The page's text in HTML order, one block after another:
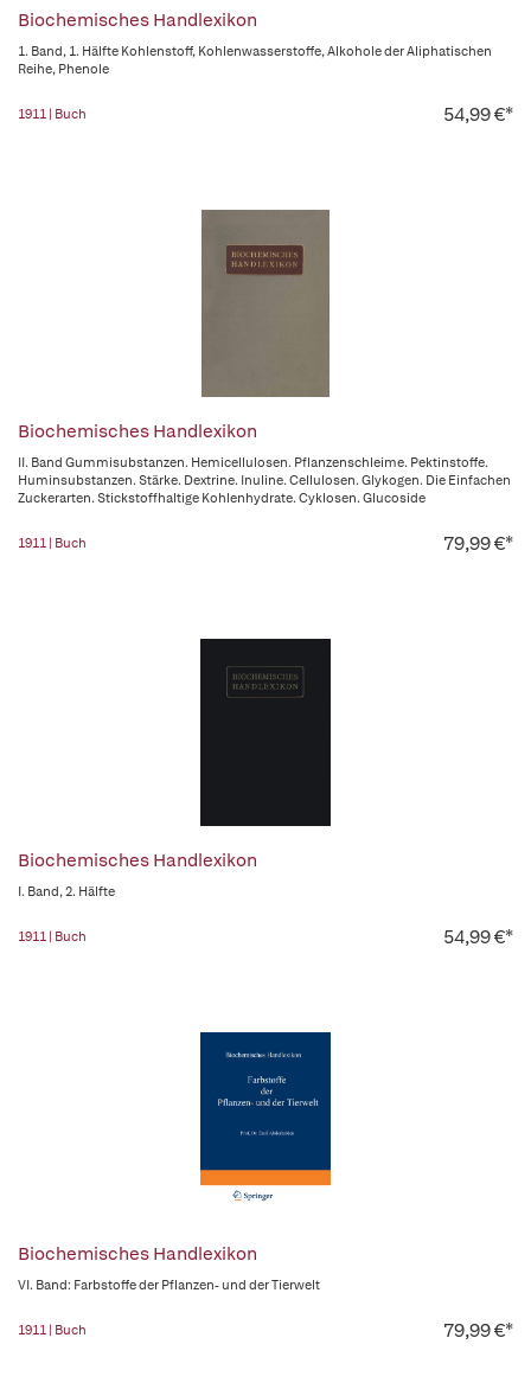
Biochemisches Handlexikon
1. Band, 1. Hälfte Kohlenstoff, Kohlenwasserstoffe, Alkohole der Aliphatischen
Reihe, Phenole
1911 | Buch 54,99 €*
Biochemisches Handlexikon
II. Band Gummisubstanzen. Hemicellulosen. Pflanzenschleime. Pektinstoffe.
Huminsubstanzen. Stärke. Dextrine. Inuline. Cellulosen. Glykogen. Die Einfachen
Zuckerarten. Stickstoffhaltige Kohlenhydrate. Cyklosen. Glucoside
1911 | Buch 79,99 €*
Biochemisches Handlexikon
I. Band, 2. Hälfte
1911 | Buch 54,99 €*
Biochemisches Handlexikon
VI. Band: Farbstoffe der Pflanzen- und der Tierwelt
1911 | Buch 79,99 €*